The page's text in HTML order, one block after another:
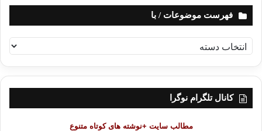
فهرست موضوعات / با
ه
ر
کانال تلگرام نوگرا
مطالب سایت +نوشته های کوتاه متنوع